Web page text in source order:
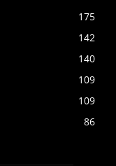
175
142
140
109
109
86